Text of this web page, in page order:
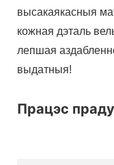
высакаякасныя
кожная дэталь
лепшая
выдатныя!
Працэс